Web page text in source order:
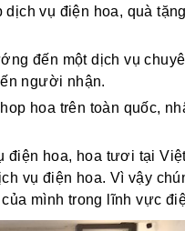
vụ điện hoa, quà
đến một dịch vụ
người nhận.
hoa trên toàn quốc,
điện hoa, hoa tươi tại
vụ điện hoa. Vì vậy
mình trong lĩnh vực